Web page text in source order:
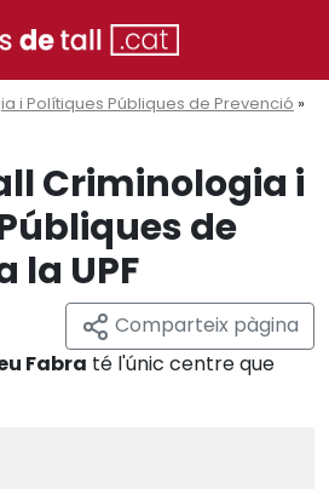
i Polítiques Públiques de Prevenció »
Criminologia i
de
la UPF
Comparteix pàgina
Fabra té l'únic centre que